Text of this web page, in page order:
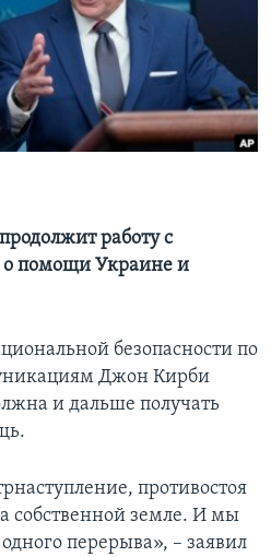
работу с
о помощи Украине и
безопасности по
Джон Кирби
и дальше получать
противостоя
собственной земле. И мы
перерыва», – заявил